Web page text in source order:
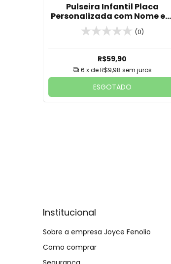
Pulseira Infantil Placa
Personalizada com Nome em
Banho de Prata
(0)
R$59,90
6 x deR$9,98 sem juros
ESGOTADO
Institucional
Sobre a empresa Joyce Fenolio
Como comprar